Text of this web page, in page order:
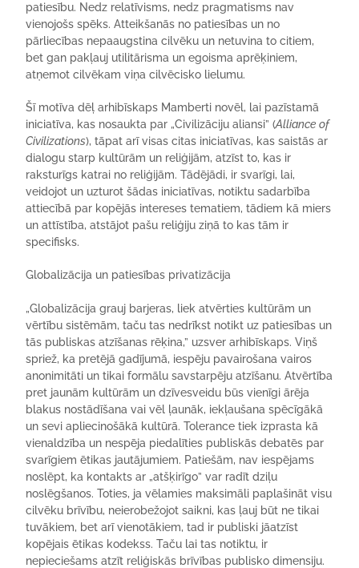
patiesību. Nedz relatīvisms, nedz pragmatisms nav
vienojošs spēks. Atteikšanās no patiesības un no
pārliecības nepaaugstina cilvēku un netuvina to citiem,
bet gan pakļauj utilitārisma un egoisma aprēķiniem,
atņemot cilvēkam viņa cilvēcisko lielumu.
Šī motīva dēļ arhibīskaps Mamberti novēl, lai pazīstamā
iniciatīva, kas nosaukta par „Civilizāciju aliansi” (Alliance of
Civilizations), tāpat arī visas citas iniciatīvas, kas saistās ar
dialogu starp kultūrām un reliģijām, atzīst to, kas ir
raksturīgs katrai no reliģijām. Tādējādi, ir svarīgi, lai,
veidojot un uzturot šādas iniciatīvas, notiktu sadarbība
attiecībā par kopējās intereses tematiem, tādiem kā miers
un attīstība, atstājot pašu reliģiju ziņā to kas tām ir
specifisks.
Globalizācija un patiesības privatizācija
„Globalizācija grauj barjeras, liek atvērties kultūrām un
vērtību sistēmām, taču tas nedrīkst notikt uz patiesības un
tās publiskas atzīšanas rēķina,” uzsver arhibīskaps. Viņš
spriež, ka pretējā gadījumā, iespēju pavairošana vairos
anonimitāti un tikai formālu savstarpēju atzīšanu. Atvērtība
pret jaunām kultūrām un dzīvesveidu būs vienīgi ārēja
blakus nostādīšana vai vēl ļaunāk, iekļaušana spēcīgākā
un sevi apliecinošākā kultūrā. Tolerance tiek izprasta kā
vienaldzība un nespēja piedalīties publiskās debatēs par
svarīgiem ētikas jautājumiem. Patiešām, nav iespējams
noslēpt, ka kontakts ar „atšķirīgo” var radīt dziļu
noslēgšanos. Toties, ja vēlamies maksimāli paplašināt visu
cilvēku brīvību, neierobežojot saikni, kas ļauj būt ne tikai
tuvākiem, bet arī vienotākiem, tad ir publiski jāatzīst
kopējais ētikas kodekss. Taču lai tas notiktu, ir
nepieciešams atzīt reliģiskās brīvības publisko dimensiju.